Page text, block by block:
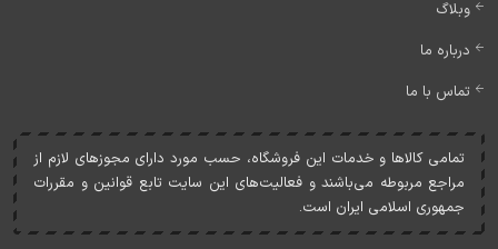
وبلاگ
درباره ما
تماس با ما
تمامی کالاها و خدمات اين فروشگاه، حسب مورد دارای مجوزهای لازم از
مراجع مربوطه می‌باشند و فعاليت‌های اين سايت تابع قوانين و مقررات
جمهوری اسلامی ايران است.